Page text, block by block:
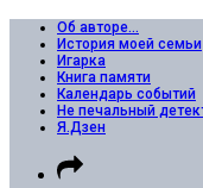
Об авторе…
История моей семьи
Игарка
Книга памяти
Календарь событий
Не печальный
Я.Дзен